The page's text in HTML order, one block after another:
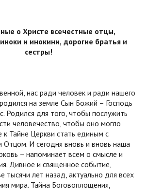
о Христе всечестные отцы,
и инокини, дорогие братья и
сестры!
нас ради человек и ради нашего
на земле Сын Божий – Господь
Родился для того, чтобы послужить
человечество, чтобы оно могло
к Тайне Церкви стать единым с
И сегодня вновь и вновь наша
– напоминает всем о смысле и
Дивное и священное событие,
лет назад, актуально для всех
мира. Тайна Боговоплощения,